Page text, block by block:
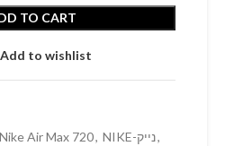
TO CART
Add to wishlist
Nike Air Max 720, NIKE-נייק,